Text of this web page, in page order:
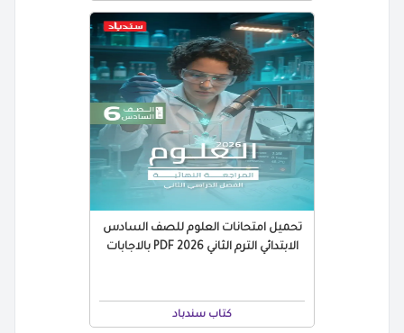
تحميل امتحانات العلوم للصف السادس
الابتدائي الترم الثاني 2026 PDF بالاجابات
كتاب سندباد